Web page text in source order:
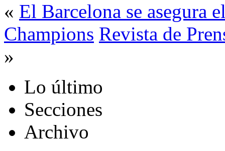
« El Barcelona se asegura
Champions Revista de
»
Lo último
Secciones
Archivo